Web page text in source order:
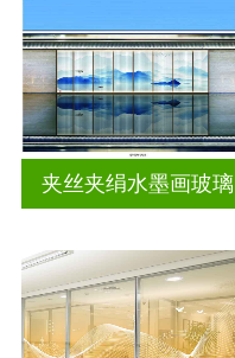
夹丝夹绢水墨画玻璃